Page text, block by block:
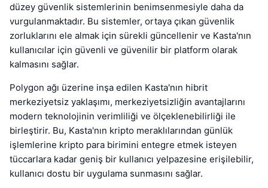
düzey güvenlik sistemlerinin benimsenmesiyle daha da
vurgulanmaktadır. Bu sistemler, ortaya çıkan güvenlik
zorluklarını ele almak için sürekli güncellenir ve Kasta'nın
kullanıcılar için güvenli ve güvenilir bir platform olarak
kalmasını sağlar.
Polygon ağı üzerine inşa edilen Kasta'nın hibrit
merkeziyetsiz yaklaşımı, merkeziyetsizliğin avantajlarını
modern teknolojinin verimliliği ve ölçeklenebilirliği ile
birleştirir. Bu, Kasta'nın kripto meraklılarından günlük
işlemlerine kripto para birimini entegre etmek isteyen
tüccarlara kadar geniş bir kullanıcı yelpazesine erişilebilir,
kullanıcı dostu bir uygulama sunmasını sağlar.